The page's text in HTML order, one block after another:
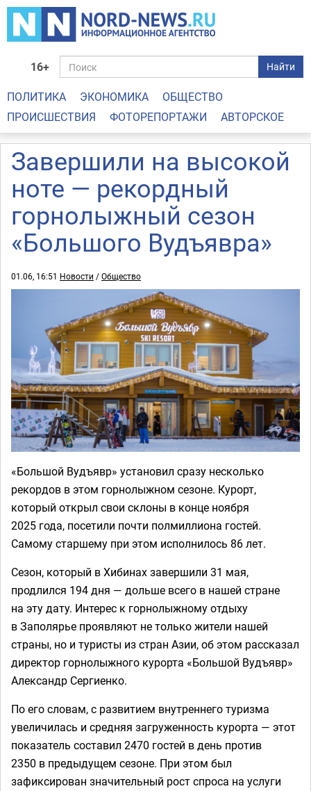
16+ Найти
ПОЛИТИКА ЭКОНОМИКА
ОБЩЕСТВО
ПРОИСШЕСТВИЯ
ФОТОРЕПОРТАЖИ АВТОРСКОЕ
Завершили на высокой
ноте — рекордный
горнолыжный сезон
«Большого Вудъявра»
01.06, 16:51 Новости /Общество
«Большой Вудъявр» установил сразу несколько
рекордов в этом горнолыжном сезоне. Курорт,
который открыл свои склоны в конце ноября
2025 года, посетили почти полмиллиона гостей.
Самому старшему при этом исполнилось 86 лет.
Сезон, который в Хибинах завершили 31 мая,
продлился 194 дня — дольше всего в нашей стране
на эту дату. Интерес к горнолыжному отдыху
в Заполярье проявляют не только жители нашей
страны, но и туристы из стран Азии, об этом рассказал
директор горнолыжного курорта «Большой Вудъявр»
Александр Сергиенко.
По его словам, с развитием внутреннего туризма
увеличилась и средняя загруженность курорта — этот
показатель составил 2470 гостей в день против
2350 в предыдущем сезоне. При этом был
зафиксирован значительный рост спроса на услуги